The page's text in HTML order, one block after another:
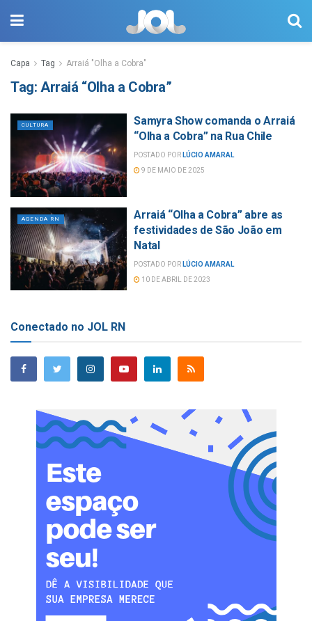
Capa Tag Arraiá "Olha a Cobra"
Tag: Arraiá “Olha a Cobra”
CULTURA
Samyra Show comanda o Arraiá
“Olha a Cobra” na Rua Chile
POSTADO POR LÚCIO AMARAL
9 DE MAIO DE 2025
AGENDA RN
Arraiá “Olha a Cobra” abre as
festividades de São João em
Natal
POSTADO POR LÚCIO AMARAL
10 DE ABRIL DE 2023
Conectado no JOL RN